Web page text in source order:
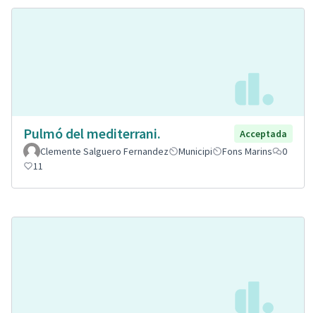
Pulmó del mediterrani.
Acceptada
Clemente Salguero Fernandez
Municipi Fons Marins
0
11